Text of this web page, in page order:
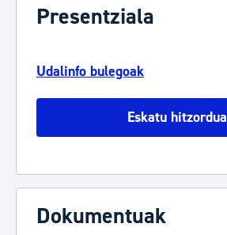
Presentziala
Udalinfo bulegoak
Eskatu hitzordua
Dokumentuak